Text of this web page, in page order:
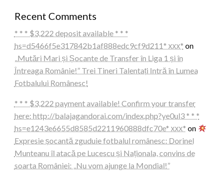
Recent Comments
* * * $3,222 deposit available * * *
hs=d5466f5e317842b1af888edc9cf9d211* ххх* on
„Mutări Mari și Șocante de Transfer în Liga 1 și în
Întreaga Românie!” Trei Tineri Talentați Intră în Lumea
Fotbalului Românesc!
* * * $3,222 payment available! Confirm your transfer
here: http://balajagandorai.com/index.php?ye0ul3 * * *
hs=e1243e6655d8585d2211960888dfc70e* ххх* on
Expresie șocantă zguduie fotbalul românesc: Dorinel
Munteanu îl atacă pe Lucescu și Naționala, convins de
soarta României: „Nu vom ajunge la Mondial!”